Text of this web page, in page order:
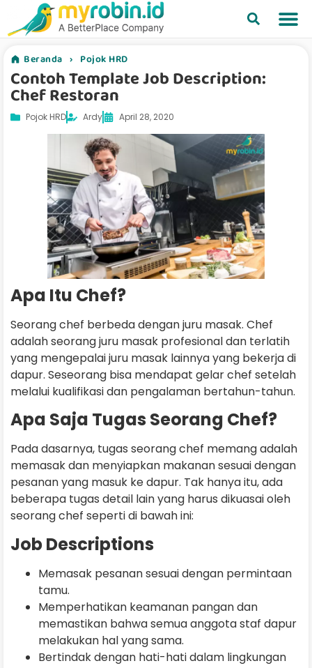
Beranda › Pojok HRD
Contoh Template Job Description:
Chef Restoran
Pojok HRD Ardy April 28, 2020
Apa Itu Chef?
Seorang chef berbeda dengan juru masak. Chef
adalah seorang juru masak profesional dan terlatih
yang mengepalai juru masak lainnya yang bekerja di
dapur. Seseorang bisa mendapat gelar chef setelah
melalui kualifikasi dan pengalaman bertahun-tahun.
Apa Saja Tugas Seorang Chef?
Pada dasarnya, tugas seorang chef memang adalah
memasak dan menyiapkan makanan sesuai dengan
pesanan yang masuk ke dapur. Tak hanya itu, ada
beberapa tugas detail lain yang harus dikuasai oleh
seorang chef seperti di bawah ini:
Job Descriptions
Memasak pesanan sesuai dengan permintaan
tamu.
Memperhatikan keamanan pangan dan
memastikan bahwa semua anggota staf dapur
melakukan hal yang sama.
Bertindak dengan hati-hati dalam lingkungan